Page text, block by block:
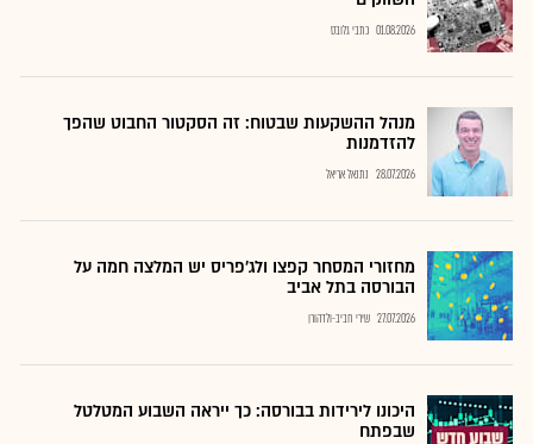
01.08.2026 כתבי גלובס
מנהל ההשקעות שבטוח: זה הסקטור החבוט שהפך
להזדמנות
28.07.2026 נתנאל אריאל
מחזורי המסחר קפצו ולג'פריס יש המלצה חמה על
הבורסה בתל אביב
27.07.2026 שירי חביב-ולדהורן
היכונו לירידות בבורסה: כך ייראה השבוע המטלטל
שבפתח